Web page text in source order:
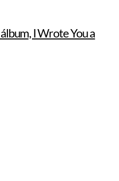
I Wrote You a